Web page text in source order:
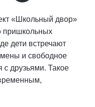
«Школьный двор»
пришкольных
дети встречают
и свободное
друзьями. Такое